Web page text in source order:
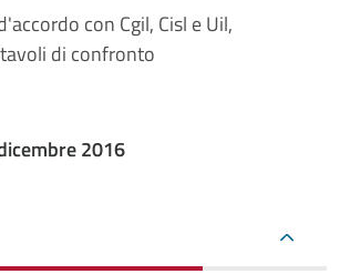
con Cgil, Cisl e Uil,
di confronto
2016